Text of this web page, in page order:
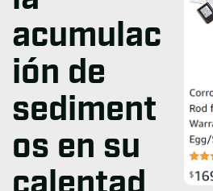
acumulac
ión de
sediment
os en su